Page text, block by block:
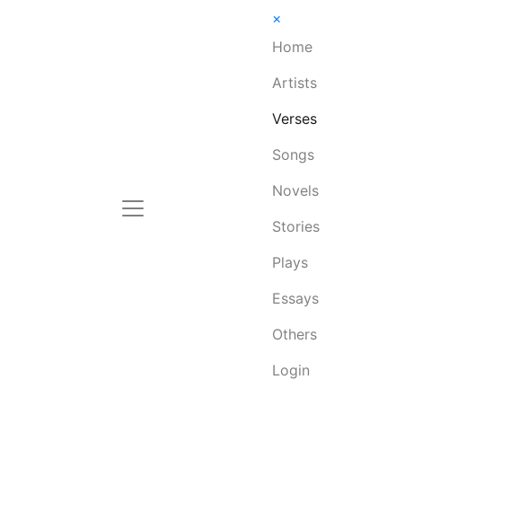
×
Home
Artists
Verses
Songs
Novels
Stories
Plays
Essays
Others
Login